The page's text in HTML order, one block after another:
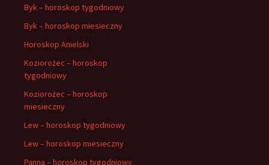
Byk – horoskop tygodniowy
Byk – horoskop miesieczny
Horoskop Anielski
Koziorożec – horoskop
tygodniowy
Koziorożec – horoskop
miesieczny
Lew – horoskop tygodniowy
Lew – horoskop miesieczny
Panna – horoskop tygodniowy